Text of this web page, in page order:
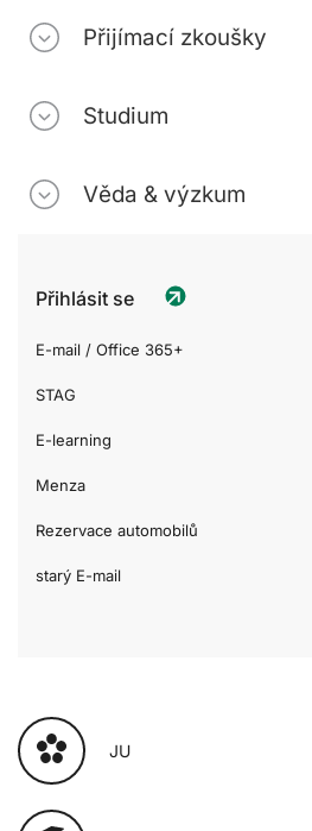
Přijímací zkoušky
Studium
Věda & výzkum
Přihlásit se
E-mail / Office 365+
STAG
E-learning
Menza
Rezervace automobilů
starý E-mail
JU